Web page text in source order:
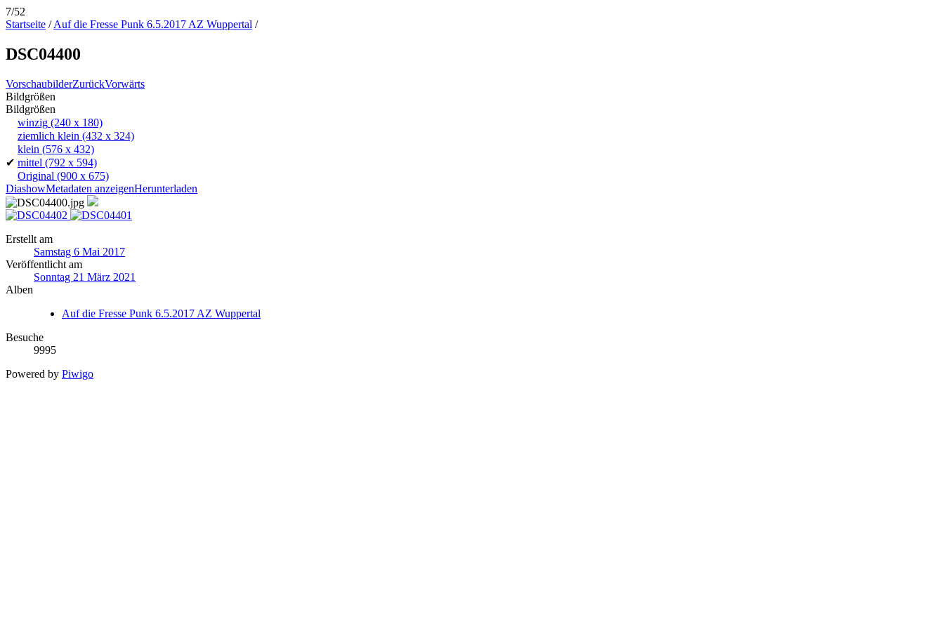
7/52
Startseite /Auf die Fresse Punk 6.5.2017 AZ Wuppertal /
DSC04400
VorschaubilderZurückVorwärts
Bildgrößen
Bildgrößen
winzig (240 x 180)
ziemlich klein (432 x 324)
klein (576 x 432)
✔ mittel (792 x 594)
Original (900 x 675)
DiashowMetadaten anzeigenHerunterladen
Erstellt am
Samstag 6 Mai 2017
Veröffentlicht am
Sonntag 21 März 2021
Alben
Auf die Fresse Punk 6.5.2017 AZ Wuppertal
Besuche
9995
Powered by Piwigo